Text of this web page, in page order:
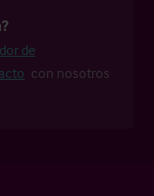
de
con nosotros